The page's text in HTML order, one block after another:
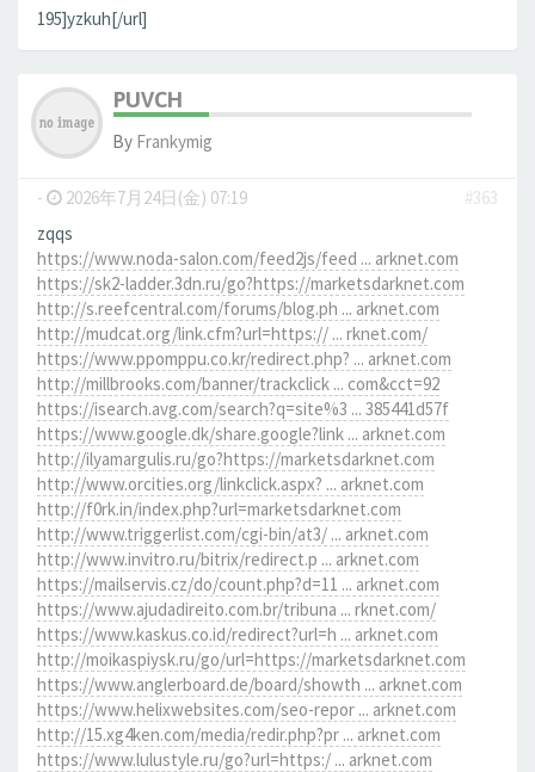
195]yzkuh[/url]
PUVCH
By Frankymig
- 2026年7月24日(金) 07:19
#363
zqqs
https://www.noda-salon.com/feed2js/feed ... arknet.com
https://sk2-ladder.3dn.ru/go?https://marketsdarknet.com
http://s.reefcentral.com/forums/blog.ph ... arknet.com
http://mudcat.org/link.cfm?url=https:// ... rknet.com/
https://www.ppomppu.co.kr/redirect.php? ... arknet.com
http://millbrooks.com/banner/trackclick ... com&cct=92
https://isearch.avg.com/search?q=site%3 ... 385441d57f
https://www.google.dk/share.google?link ... arknet.com
http://ilyamargulis.ru/go?https://marketsdarknet.com
http://www.orcities.org/linkclick.aspx? ... arknet.com
http://f0rk.in/index.php?url=marketsdarknet.com
http://www.triggerlist.com/cgi-bin/at3/ ... arknet.com
http://www.invitro.ru/bitrix/redirect.p ... arknet.com
https://mailservis.cz/do/count.php?d=11 ... arknet.com
https://www.ajudadireito.com.br/tribuna ... rknet.com/
https://www.kaskus.co.id/redirect?url=h ... arknet.com
http://moikaspiysk.ru/go/url=https://marketsdarknet.com
https://www.anglerboard.de/board/showth ... arknet.com
https://www.helixwebsites.com/seo-repor ... arknet.com
http://15.xg4ken.com/media/redir.php?pr ... arknet.com
https://www.lulustyle.ru/go?url=https:/ ... arknet.com